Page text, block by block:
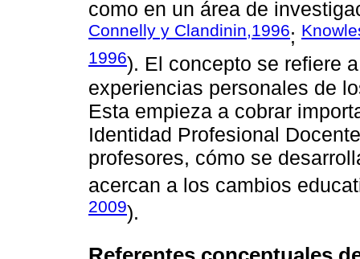
como en un área de
Connelly y Clandinin,1996;
1996). El concepto se refiere
experiencias personales de
Esta empieza a cobrar
Identidad Profesional
profesores, cómo se
acercan a los cambios
2009).